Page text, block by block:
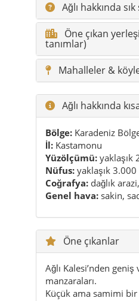
Mahalleler &
Ağlı hakkında
Bölge:Karadeniz
İl:Kastamonu
Yüzölçümü:yaklaşık
Nüfus:yaklaşık
Coğrafya:dağlık
Genel hava:sakin,
Öne çıkanlar
Ağlı Kalesi’nden
manzaraları.
Küçük ama samimi
köy yaşamı.
Dört mevsimde farklı
ormanlar.
Karlı kış günlerinde
sessizleşen sokaklar.